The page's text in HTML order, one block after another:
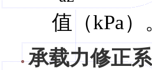
值（kPa）
承载力修正